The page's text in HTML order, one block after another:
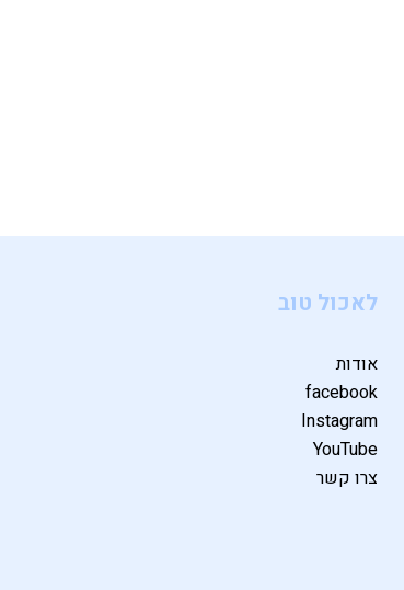
לאכול טוב
אודות
facebook
Instagram
YouTube
צרו קשר